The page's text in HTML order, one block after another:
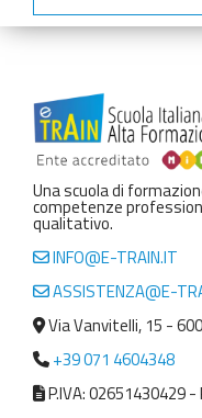
Una scuola di
competenze
qualitativo.
INFO@E-TRAIN.IT
ASSISTENZA@E-
Via Vanvitelli, 15 -
+39 071 4604348
P.IVA: 02651430429 -